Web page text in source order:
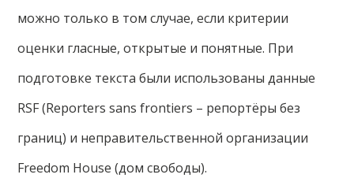
можно только в том случае, если критерии
оценки гласные, открытые и понятные. При
подготовке текста были использованы данные
RSF (Reporters sans frontiers – репортёры без
границ) и неправительственной организации
Freedom House (дом свободы).